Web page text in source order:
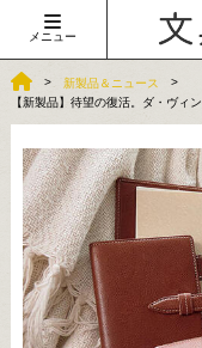
メニュー
新製品＆ニュース
【新製品】待望の復活。ダ・ヴィ